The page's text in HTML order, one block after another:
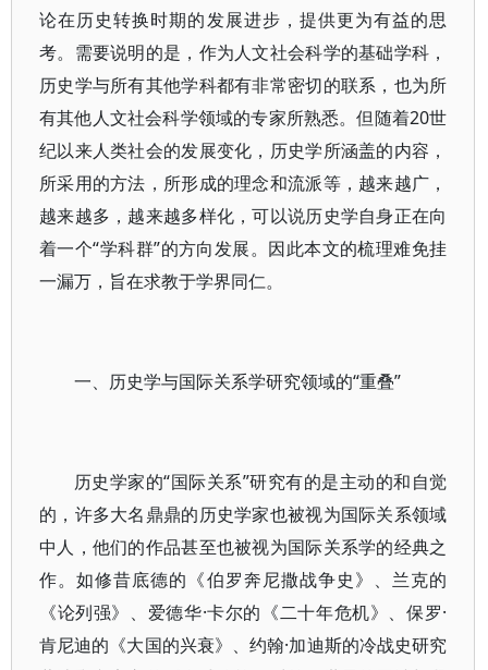
论在历史转换时期的发展进步，提供更为有益的思
考。需要说明的是，作为人文社会科学的基础学科，
历史学与所有其他学科都有非常密切的联系，也为所
有其他人文社会科学领域的专家所熟悉。但随着20世
纪以来人类社会的发展变化，历史学所涵盖的内容，
所采用的方法，所形成的理念和流派等，越来越广，
越来越多，越来越多样化，可以说历史学自身正在向
着一个“学科群”的方向发展。因此本文的梳理难免挂
一漏万，旨在求教于学界同仁。
一、历史学与国际关系学研究领域的“重叠”
历史学家的“国际关系”研究有的是主动的和自觉
的，许多大名鼎鼎的历史学家也被视为国际关系领域
中人，他们的作品甚至也被视为国际关系学的经典之
作。如修昔底德的《伯罗奔尼撒战争史》、兰克的
《论列强》、爱德华·卡尔的《二十年危机》、保罗·
肯尼迪的《大国的兴衰》、约翰·加迪斯的冷战史研究